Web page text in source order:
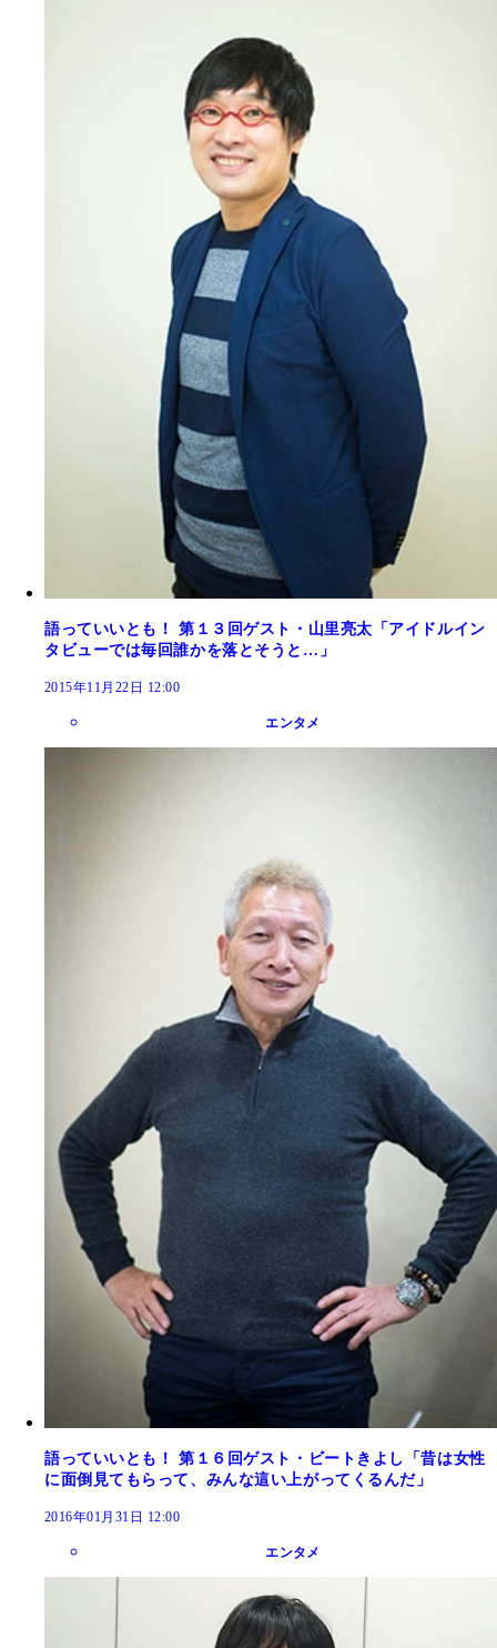
語っていいとも！ 第１３回ゲスト・山里亮太「アイドルイン
タビューでは毎回誰かを落とそうと…」
2015年11月22日 12:00
エンタメ
語っていいとも！ 第１６回ゲスト・ビートきよし「昔は女性
に面倒見てもらって、みんな這い上がってくるんだ」
2016年01月31日 12:00
エンタメ